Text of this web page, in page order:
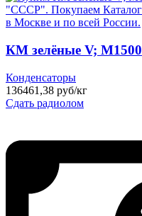
КМ зелёные V; М1500
Конденсаторы
136461,38 руб/кг
Сдать радиолом